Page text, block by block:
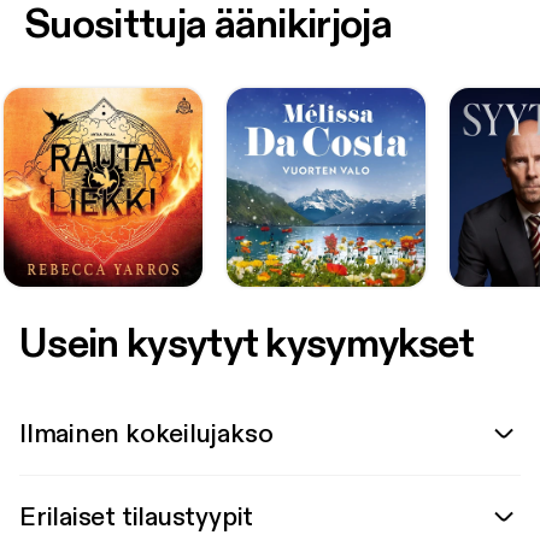
Suosittuja äänikirjoja
Usein kysytyt kysymykset
Ilmainen kokeilujakso
Erilaiset tilaustyypit